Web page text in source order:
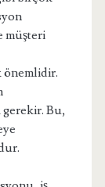
müşteri
önemlidir.
Bu,